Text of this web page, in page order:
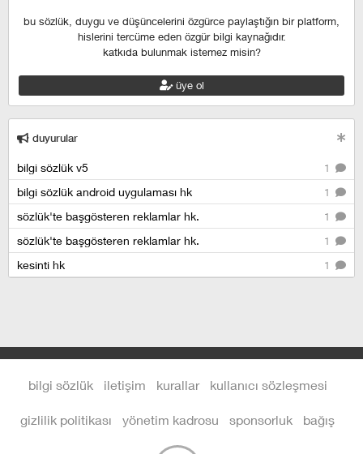
bu sözlük, duygu ve düşüncelerini özgürce paylaştığın bir platform,
hislerini tercüme eden özgür bilgi kaynağıdır.
katkıda bulunmak istemez misin?
üye ol
duyurular
1
bilgi sözlük v5
1
bilgi sözlük android uygulaması hk
1
sözlük'te başgösteren reklamlar hk.
1
sözlük'te başgösteren reklamlar hk.
1
kesinti hk
bilgi sözlük iletişim kurallar kullanıcı sözleşmesi
gizlilik politikası yönetim kadrosu sponsorluk bağış